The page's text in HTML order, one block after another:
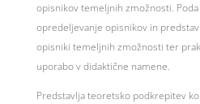
opisnikov temeljnih zmožnosti.
opredeljevanje opisnikov in
opisniki temeljnih zmožnosti ter
uporabo v didaktične namene.
Predstavlja teoretsko podkrepitev